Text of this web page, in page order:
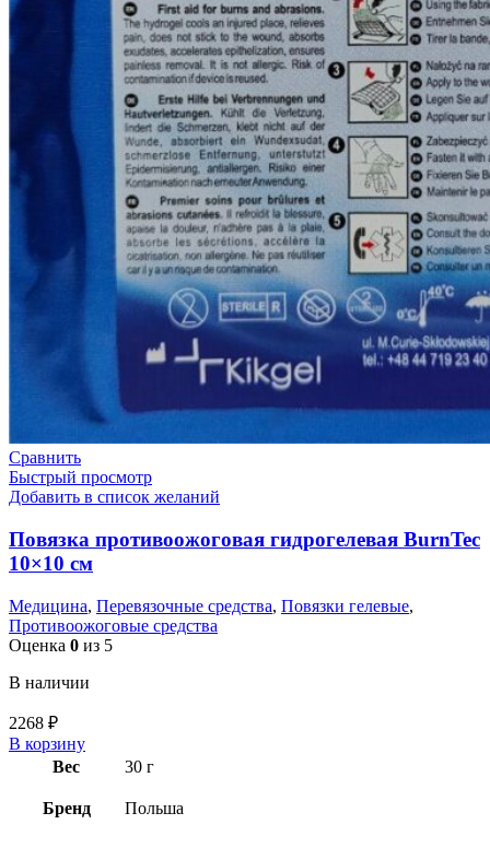
Сравнить
Быстрый просмотр
Добавить в список желаний
Повязка противоожоговая гидрогелевая BurnTec
10×10 см
Медицина, Перевязочные средства, Повязки гелевые,
Противоожоговые средства
Оценка 0 из 5
В наличии
2268 ₽
В корзину
Вес
30 г
Бренд Польша